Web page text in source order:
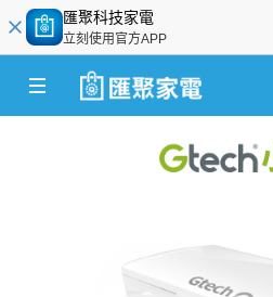
匯聚科技家電
立刻使用官方APP